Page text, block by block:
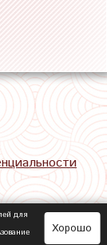
для
Хорошо